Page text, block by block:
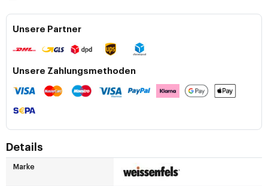
Unsere Partner
Unsere Zahlungsmethoden
Details
Marke